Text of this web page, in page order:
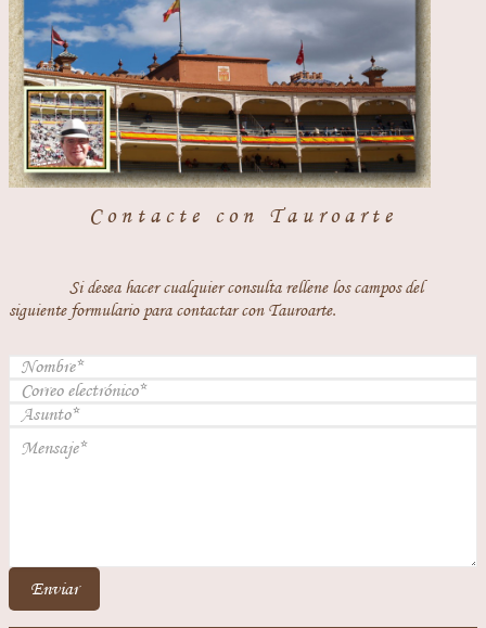
Contacte con Tauroarte
Si desea hacer cualquier consulta rellene los campos del
siguiente formulario para contactar con Tauroarte.
Enviar